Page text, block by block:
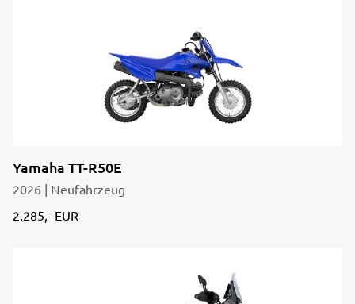
Yamaha TT-R50E
2026 | Neufahrzeug
2.285,- EUR